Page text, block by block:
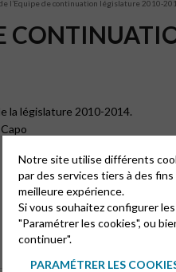
l’Equipe de continuation législature 2010-
la législature 2010-2014.
Notre site utilise différents
par des services tiers à des
meilleure expérience.
Si vous souhaitez configurer
"Paramétrer les cookies", ou
continuer".
PARAMÉTRER LES